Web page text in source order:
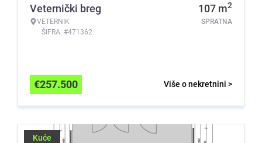
Veternički breg
VETERNIK
ŠIFRA: #471362
107 m2
SPRATNA
Više o nekretnini >
€257.500
Kuće